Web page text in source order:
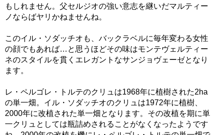
もしれません。父セルジオの強い意志を継いだマルティー
ノならばヤリかねませんね。
このイル・ソダッチオも、バックラベルに毎年変わる女性
の顔でもあれば…と思うほどその味はモンテヴェルティー
ネのスタイルを貫くエレガントなサンジョヴェーゼとなり
ます。
レ・ペルゴレ・トルテのクリュは1968年に植樹された2ha
の単一畑。イル・ソダッチオのクリュは1972年に植樹、
2000年に改植された単一畑となります。その改植を期に単
一クリュとしては瓶詰めされることがなくなったようです